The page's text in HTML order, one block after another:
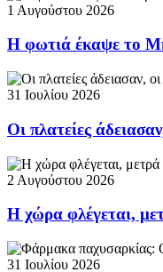
1 Αυγούστου 2026
Η φωτιά έκαψε το
31 Ιουλίου 2026
Οι πλατείες
2 Αυγούστου 2026
Η χώρα φλέγεται,
31 Ιουλίου 2026